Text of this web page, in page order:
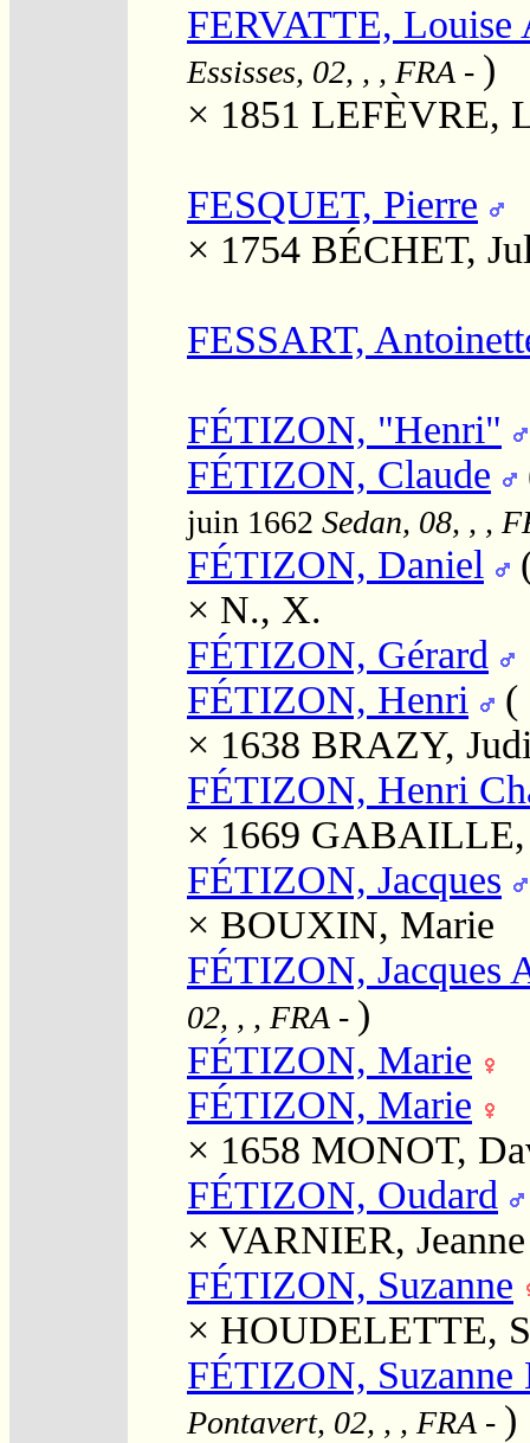
FERVATTE, Louise
Essisses, 02, , , FRA - )
× 1851 LEFÈVRE,
FESQUET, Pierre
× 1754 BÉCHET,
FESSART,
FÉTIZON, "Henri"
FÉTIZON, Claude
juin 1662 Sedan, 08, , ,
FÉTIZON, Daniel
× N., X.
FÉTIZON, Gérard
FÉTIZON, Henri
(
× 1638 BRAZY,
FÉTIZON, Henri
× 1669 GABAILLE,
FÉTIZON, Jacques
× BOUXIN, Marie
FÉTIZON, Jacques
02, , , FRA - )
FÉTIZON, Marie
FÉTIZON, Marie
× 1658 MONOT,
FÉTIZON, Oudard
× VARNIER, Jeanne
FÉTIZON, Suzanne
× HOUDELETTE,
FÉTIZON, Suzanne
Pontavert, 02, , , FRA - )